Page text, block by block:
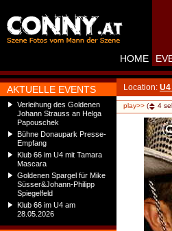
AKTUELLE EVENTS
Verleihung des Goldenen
Johann Strauss an Helga
Papouschek
Bühne Donaupark Presse-
Empfang
Klub 66 im U4 mit Tamara
Mascara
Goldenen Spargel für Mike
Süsser&Johann-Philipp
Spiegelfeld
Klub 66 im U4 am
28.05.2026
HOME
Location:
play>> ( 4